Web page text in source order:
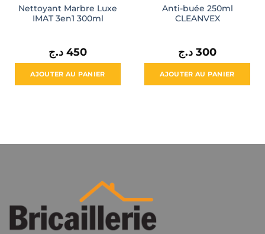
Nettoyant Marbre Luxe
IMAT 3en1 300ml
450 د.ج
AJOUTER AU PANIER
Anti-buée 250ml
CLEANVEX
300 د.ج
AJOUTER AU PANIER